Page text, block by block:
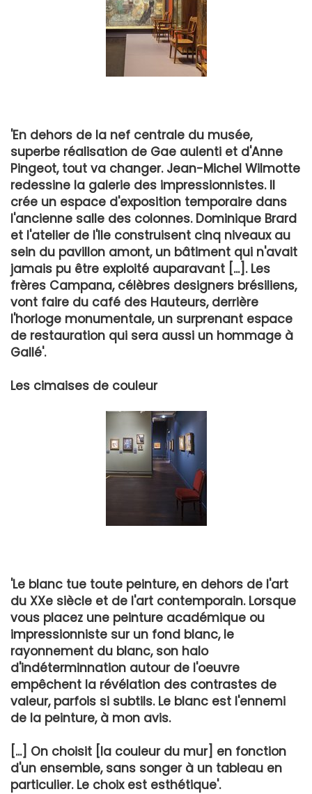
'En dehors de la nef centrale du musée,
superbe réalisation de Gae aulenti et d'Anne
Pingeot, tout va changer. Jean-Michel Wilmotte
redessine la galerie des impressionnistes. Il
crée un espace d'exposition temporaire dans
l'ancienne salle des colonnes. Dominique Brard
et l'atelier de l'Ile construisent cinq niveaux au
sein du pavillon amont, un bâtiment qui n'avait
jamais pu être exploité auparavant [...]. Les
frères Campana, célèbres designers brésiliens,
vont faire du café des Hauteurs, derrière
l'horloge monumentale, un surprenant espace
de restauration qui sera aussi un hommage à
Gallé'.
Les cimaises de couleur
'Le blanc tue toute peinture, en dehors de l'art
du XXe siècle et de l'art contemporain. Lorsque
vous placez une peinture académique ou
impressionniste sur un fond blanc, le
rayonnement du blanc, son halo
d'indéterminnation autour de l'oeuvre
empêchent la révélation des contrastes de
valeur, parfois si subtils. Le blanc est l'ennemi
de la peinture, à mon avis.
[...] On choisit [la couleur du mur] en fonction
d'un ensemble, sans songer à un tableau en
particulier. Le choix est esthétique'.